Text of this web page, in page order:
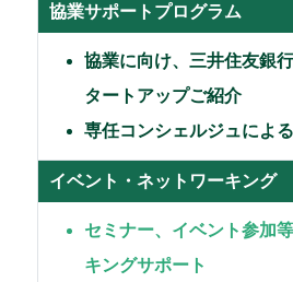
協業サポートプログラム
協業に向け、三井住友銀
タートアップご紹介
専任コンシェルジュによ
イベント・ネットワーキング
セミナー、イベント参加
キングサポート